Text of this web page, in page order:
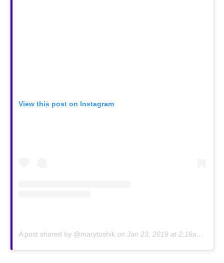
View this post on Instagram
A post shared by @marytushik on Jan 23, 2019 at 2:16am PST